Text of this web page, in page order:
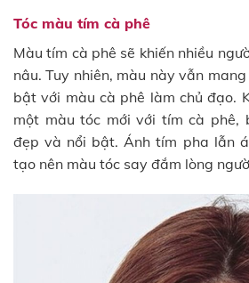
Tóc màu tím cà phê
Màu tím cà phê sẽ khiến nhiều
nâu. Tuy nhiên, màu này vẫn
bật với màu cà phê làm chủ đạo.
một màu tóc mới với tím cà phê,
đẹp và nổi bật. Ánh tím pha lẫn
tạo nên màu tóc say đắm lòng